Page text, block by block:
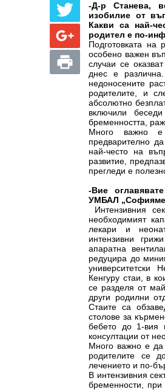
-Д-р Станева,
изобилие от
Какви са най-
родител е по-
Подготовката на
особено важен
случаи се
днес е
недоносените
родителите, и
абсолютно
включили
бременността,
Много важно е
предварително
най-често на
развитие,
прегледи е
-Вие
УМБАЛ
Интензивния
необходимият
лекари и
интензивни
апаратна
редуцира до
университетски
Кенгуру стаи, в
се разделя от
други родилни
Стаите са
столове за
бебето до 1-вия
консултации от
Много важно е да
родителите се
лечението и по-
В интензивния
бременности, при